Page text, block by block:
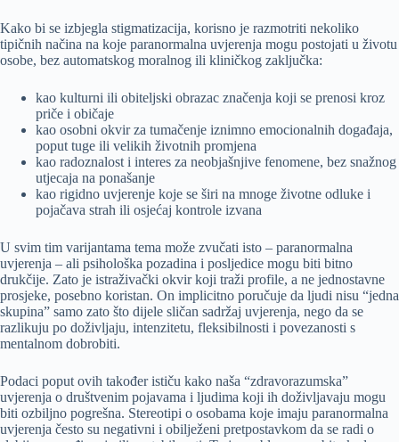
Kako bi se izbjegla stigmatizacija, korisno je razmotriti nekoliko
tipičnih načina na koje paranormalna uvjerenja mogu postojati u životu
osobe, bez automatskog moralnog ili kliničkog zaključka:
kao kulturni ili obiteljski obrazac značenja koji se prenosi kroz
priče i običaje
kao osobni okvir za tumačenje iznimno emocionalnih događaja,
poput tuge ili velikih životnih promjena
kao radoznalost i interes za neobjašnjive fenomene, bez snažnog
utjecaja na ponašanje
kao rigidno uvjerenje koje se širi na mnoge životne odluke i
pojačava strah ili osjećaj kontrole izvana
U svim tim varijantama tema može zvučati isto – paranormalna
uvjerenja – ali psihološka pozadina i posljedice mogu biti bitno
drukčije. Zato je istraživački okvir koji traži profile, a ne jednostavne
prosjeke, posebno koristan. On implicitno poručuje da ljudi nisu “jedna
skupina” samo zato što dijele sličan sadržaj uvjerenja, nego da se
razlikuju po doživljaju, intenzitetu, fleksibilnosti i povezanosti s
mentalnom dobrobiti.
Podaci poput ovih također ističu kako naša “zdravorazumska”
uvjerenja o društvenim pojavama i ljudima koji ih doživljavaju mogu
biti ozbiljno pogrešna. Stereotipi o osobama koje imaju paranormalna
uvjerenja često su negativni i obilježeni pretpostavkom da se radi o